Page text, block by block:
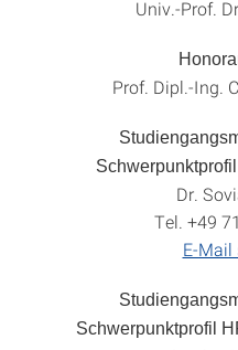
Univ.-Prof.
Prof. Dipl.-Ing.
Dr.
Tel. +49
E-Mail
Schwerpunktprofil